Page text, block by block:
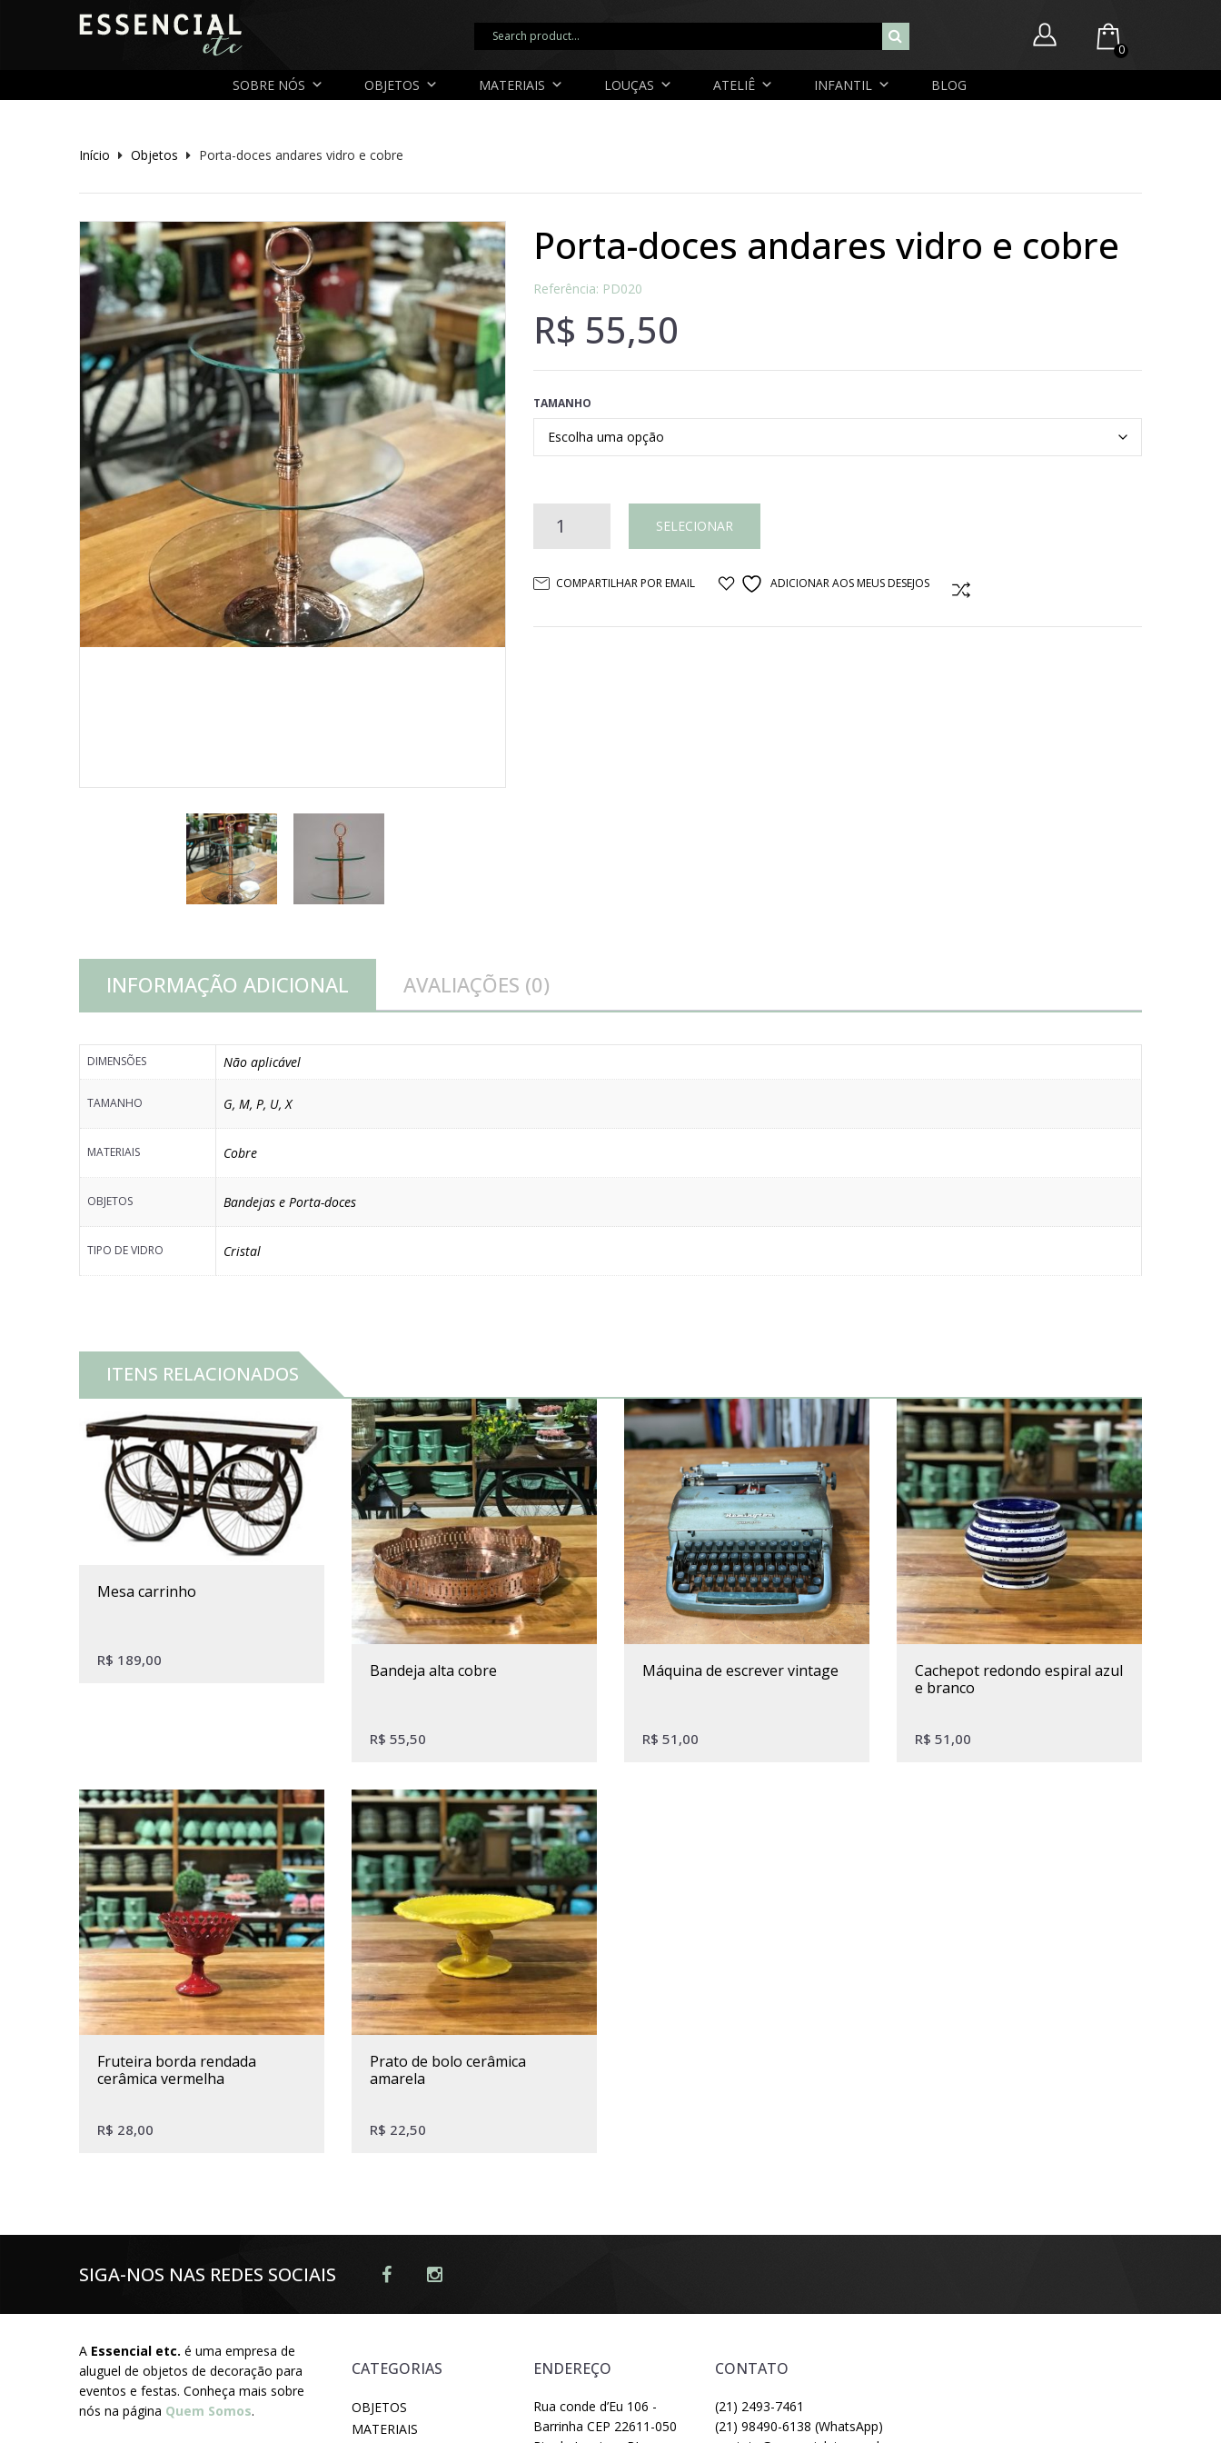
0
Você ainda não possui itens no seu carrinho.
Nome de usuário ou endereço de e-mail
Lembrar-me
SOBRE NÓS OBJETOS MATERIAIS LOUÇAS ATELIÊ INFANTIL BLOG
Início Objetos Porta-doces andares vidro e cobre
porta-doces andares vidro e cobre
Referência: PD020
R$ 55,50
TAMANHO
Porta- SELECIONAR
COMPARTILHAR POR EMAIL ADICIONAR AOS MEUS DESEJOS
INFORMAÇÃO ADICIONAL AVALIAÇÕES (0)
DIMENSÕES Não aplicável
TAMANHO G, M, P, U,X
MATERIAIS Cobre
OBJETOS Bandejas e Porta-doces
TIPO DE VIDRO Cristal
ITENS RELACIONADOS
mesa carrinho
R$ 189,00
bandeja alta cobre
R$ 55,50
máquina de escrever vintage
R$ 51,00
cachepot redondo espiral azul
e branco
R$ 51,00
fruteira borda rendada
cerâmica vermelha
R$ 28,00
prato de bolo cerâmica
amarela
R$ 22,50
SIGA-NOS NAS REDES SOCIAIS
A Essencial etc. é uma empresa de
aluguel de objetos de decoração para
eventos e festas. Conheça mais sobre
nós na página Quem Somos.
CATEGORIAS
OBJETOS
MATERIAIS
ENDEREÇO
Rua conde d’Eu 106 -
Barrinha CEP 22611-050
CONTATO
(21) 2493-7461
(21) 98490-6138 (WhatsApp)